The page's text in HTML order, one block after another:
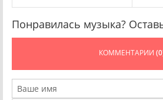
Понравилась музыка?
КОММЕНТАРИИ